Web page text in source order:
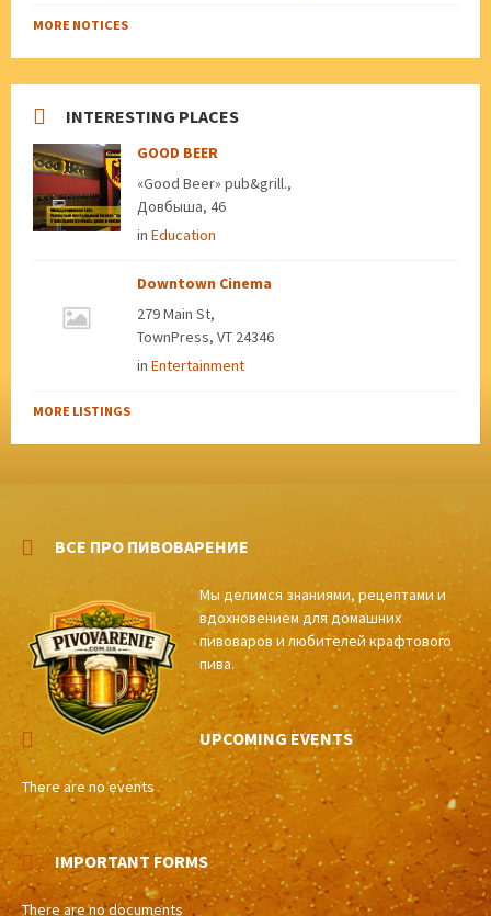
MORE NOTICES
INTERESTING PLACES
GOOD BEER
«Good Beer» pub&grill.,
Довбыша, 46
in Education
Downtown Cinema
279 Main St,
TownPress, VT 24346
in Entertainment
MORE LISTINGS
ВСЕ ПРО ПИВОВАРЕНИЕ
Мы делимся знаниями, рецептами и
вдохновением для домашних
пивоваров и любителей крафтового
пива.
UPCOMING EVENTS
There are no events
IMPORTANT FORMS
There are no documents